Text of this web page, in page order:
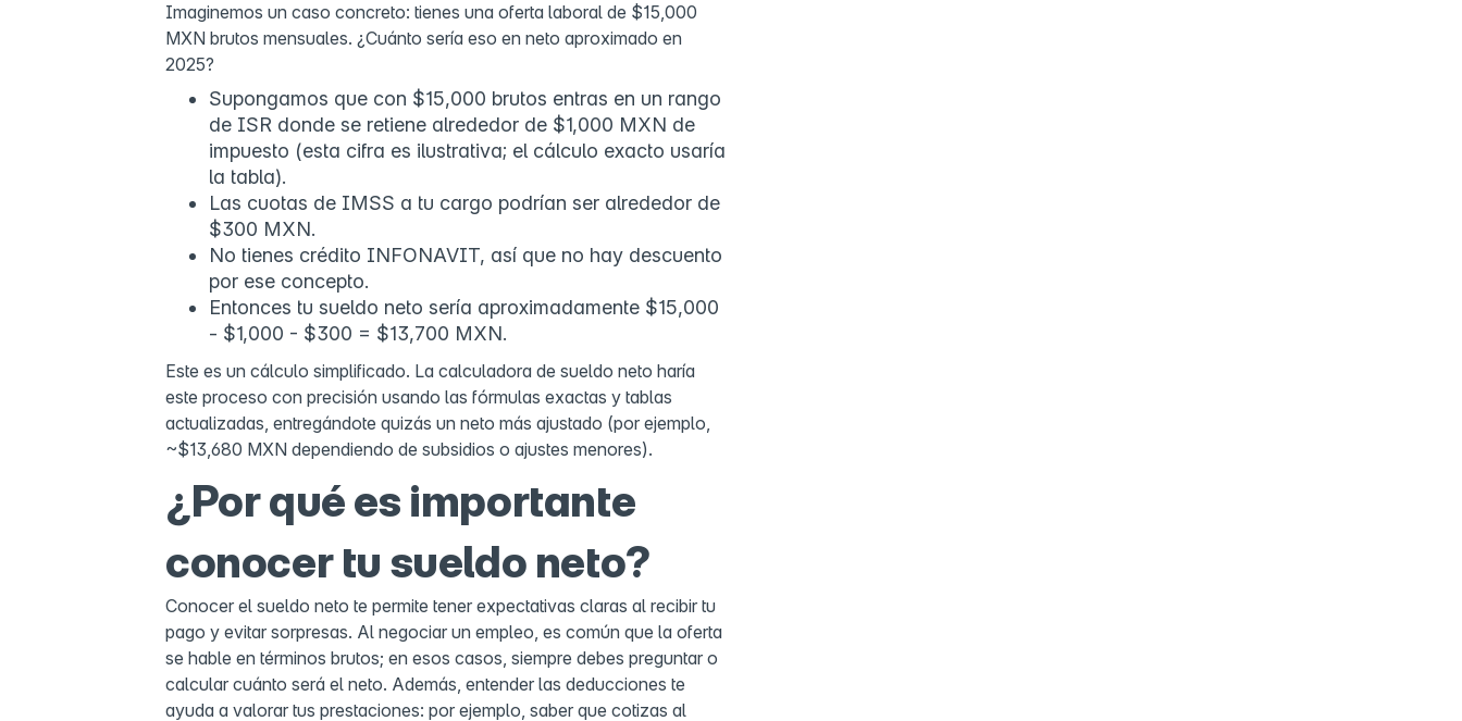
Imaginemos un caso concreto: tienes una oferta laboral de $15,000
MXN brutos mensuales. ¿Cuánto sería eso en neto aproximado en
2025?
Supongamos que con $15,000 brutos entras en un rango
de ISR donde se retiene alrededor de $1,000 MXN de
impuesto (esta cifra es ilustrativa; el cálculo exacto usaría
la tabla).
Las cuotas de IMSS a tu cargo podrían ser alrededor de
$300 MXN.
No tienes crédito INFONAVIT, así que no hay descuento
por ese concepto.
Entonces tu sueldo neto sería aproximadamente $15,000
- $1,000 - $300 = $13,700 MXN.
Este es un cálculo simplificado. La calculadora de sueldo neto haría
este proceso con precisión usando las fórmulas exactas y tablas
actualizadas, entregándote quizás un neto más ajustado (por ejemplo,
~$13,680 MXN dependiendo de subsidios o ajustes menores).
¿Por qué es importante
conocer tu sueldo neto?
Conocer el sueldo neto te permite tener expectativas claras al recibir tu
pago y evitar sorpresas. Al negociar un empleo, es común que la oferta
se hable en términos brutos; en esos casos, siempre debes preguntar o
calcular cuánto será el neto. Además, entender las deducciones te
ayuda a valorar tus prestaciones: por ejemplo, saber que cotizas al